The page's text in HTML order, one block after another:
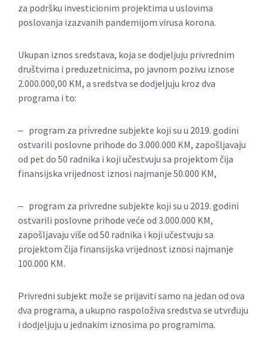
za podršku investicionim projektima u uslovima
poslovanja izazvanih pandemijom virusa korona.
Ukupan iznos sredstava, koja se dodjeljuju privrednim
društvima i preduzetnicima, po javnom pozivu iznose
2.000.000,00 KM, a sredstva se dodjeljuju kroz dva
programa i to:
‒ program za privredne subjekte koji su u 2019. godini
ostvarili poslovne prihode do 3.000.000 KM, zapošljavaju
od pet do 50 radnika i koji učestvuju sa projektom čija
finansijska vrijednost iznosi najmanje 50.000 KM,
‒ program za privredne subjekte koji su u 2019. godini
ostvarili poslovne prihode veće od 3.000.000 KM,
zapošljavaju više od 50 radnika i koji učestvuju sa
projektom čija finansijska vrijednost iznosi najmanje
100.000 KM.
Privredni subjekt može se prijaviti samo na jedan od ova
dva programa, a ukupno raspoloživa sredstva se utvrđuju
i dodjeljuju u jednakim iznosima po programima.